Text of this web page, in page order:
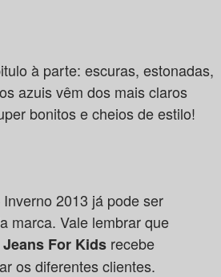
à parte: escuras, estonadas,
azuis vêm dos mais claros
bonitos e cheios de estilo!
2013 já pode ser
marca. Vale lembrar que
For Kidsrecebe
os diferentes clientes.